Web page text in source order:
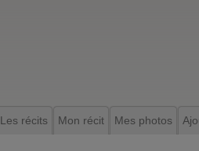
Les récits Mon récit Mes photos